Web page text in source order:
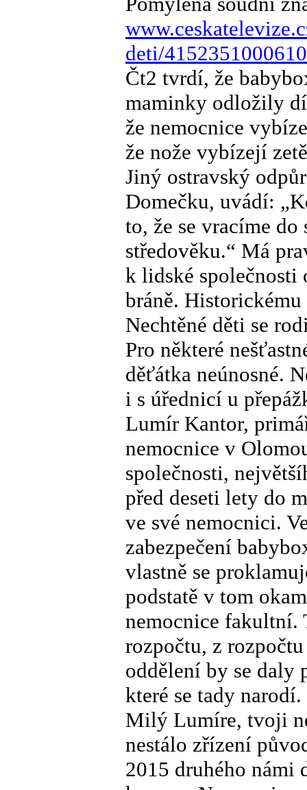
deti/
Čt2 tvrdí, že
maminky odložily
že nemocnice
že nože vybízejí
Jiný ostravský
Domečku, uvádí:
to, že se vracíme
středověku.“ Má
k lidské společnosti
bráně.
Nechtěné děti se
Pro některé
děťátka neúnosné.
i s úřednicí u
Lumír Kantor,
nemocnice v
společnosti,
před deseti lety do
ve své nemocnici.
zabezpečení
vlastně se
podstatě v tom
nemocnice fakultní.
rozpočtu, z
oddělení by se daly
které se tady
Milý Lumíre, tvoji
nestálo zřízení
2015 druhého námi